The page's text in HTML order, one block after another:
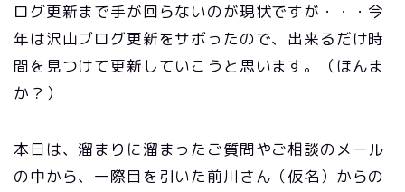
ログ更新まで手が回らないのが現状ですが・・・今
年は沢山ブログ更新をサボったので、出来るだけ時
間を見つけて更新していこうと思います。（ほんま
か？）
本日は、溜まりに溜まったご質問やご相談のメール
の中から、一際目を引いた前川さん（仮名）からの